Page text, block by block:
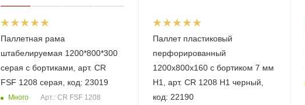
Паллетная рама
штабелируемая 1200*800*300
серая c бортиками, арт. CR
FSF 1208 серая, код: 23019
Много Арт.: CR FSF 1208
Паллет пластиковый
перфорированный
1200х800х160 c бортиком 7 мм
Н1, арт. CR 1208 H1 черный,
код: 22190